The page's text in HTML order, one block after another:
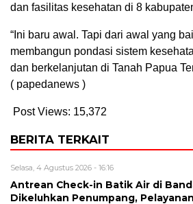
dan fasilitas kesehatan di 8
“Ini baru awal. Tapi dari awal yang
membangun pondasi sistem
dan berkelanjutan di Tanah Papua
( papedanews )
Post Views: 15,372
BERITA TERKAIT
Selasa, 4 Agustus 2026 - 16:16
Antrean Check-in Batik Air di
Dikeluhkan Penumpang,